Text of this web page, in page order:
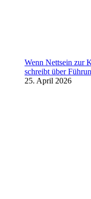
Wenn Nettsein zur
schreibt über
25. April 2026